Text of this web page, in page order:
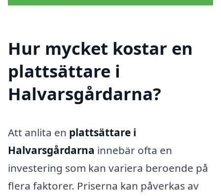
Hur mycket kostar en
plattsättare i
Halvarsgårdarna?
Att anlita en plattsättare i
Halvarsgårdarna innebär ofta en
investering som kan variera beroende på
flera faktorer. Priserna kan påverkas av